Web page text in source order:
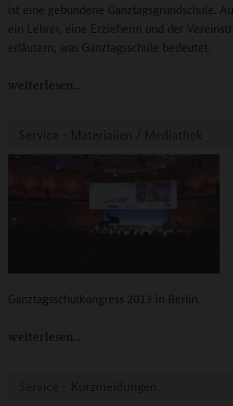
ist eine gebundene Ganztagsgrundschule.
ein Lehrer, eine Erzieherin und der
erläutern, was Ganztagsschule bedeutet.
weiterlesen
Ganztagsschulkongress 2013 in Berlin.
weiterlesen